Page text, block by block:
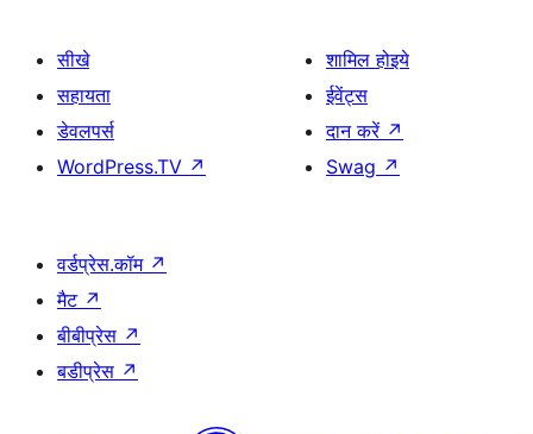
सीखे
सहायता
डेवलपर्स
WordPress.TV ↗
शामिल होइये
ईवेंट्स
दान करें ↗
Swag ↗
वर्डप्रेस.कॉम ↗
मैट ↗
बीबीप्रेस ↗
बडीप्रेस ↗